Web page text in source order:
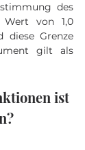
des
Wert von 1,0
Grenze
gilt als
ist